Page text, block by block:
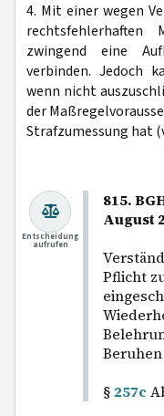
4. Mit einer wegen
rechtsfehlerhaften
zwingend eine
verbinden. Jedoch
wenn nicht
der
Strafzumessung hat
815.
August
Pflicht
§ 257c
Entscheidung
aufrufen